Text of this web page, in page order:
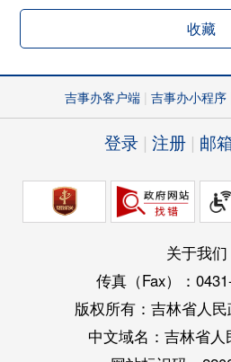
收藏